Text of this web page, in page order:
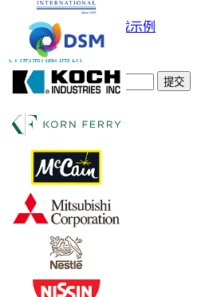
电子邮件
下载示例
订阅新闻通讯
提交
信任在线